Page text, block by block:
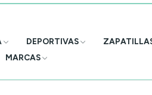
DEPORTIVAS
MARCAS